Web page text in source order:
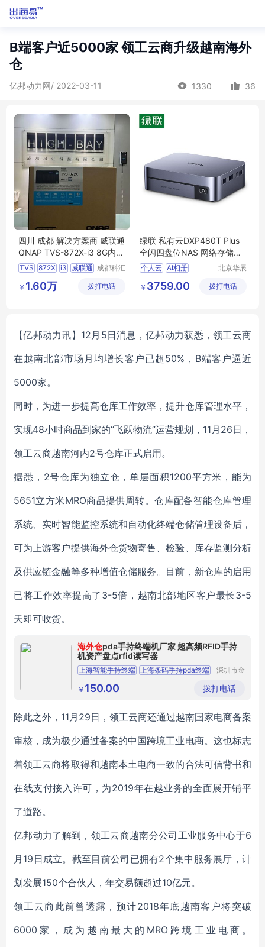
B端客户近5000家 领工云商升级越南海外
仓
亿邦动力网/ 2022-03-11 1330 36
四川 成都 解决方案商 威联通
QNAP TVS-872X-i3 8G内存
八盘位 万兆 桌面式 大容量文
件 网络智能云存储服务器 私
有云NAS
TVS 872X i3
威联通
私有云NAS
成都科汇
公司
￥ 1.60万 拨打电话
绿联 私有云DXP480T Plus
全闪四盘位NAS 网络存储硬
盘服务器 万兆网口
个人云 AI相册
北京华辰
限公司
￥ 3759.00 拨打电话
【亿邦动力讯】12月5日消息，亿邦动力获悉，领工云商
在越南北部市场月均增长客户已超50%，B端客户逼近
5000家。
同时，为进一步提高仓库工作效率，提升仓库管理水平，
实现48小时商品到家的“飞跃物流”运营规划，11月26日，
领工云商越南河内2号仓库正式启用。
据悉，2号仓库为独立仓，单层面积1200平方米，能为
5651立方米MRO商品提供周转。仓库配备智能仓库管理
系统、实时智能监控系统和自动化终端仓储管理设备后，
可为上游客户提供海外仓货物寄售、检验、库存监测分析
及供应链金融等多种增值仓储服务。目前，新仓库的启用
已将工作效率提高了3-5倍，越南北部地区客户最长3-5
天即可收货。
海外仓pda手持终端机厂家 超高频RFID手持
机资产盘点rfid读写器
上海智能手持终端 上海条码手持pda终端
上海物流公司pda
上海停车收费手持终端
深圳市金
限公司
￥ 150.00 拨打电话
除此之外，11月29日，领工云商还通过越南国家电商备案
审核，成为极少通过备案的中国跨境工业电商。这也标志
着领工云商将取得和越南本土电商一致的合法可信背书和
在线支付接入许可，为2019年在越业务的全面展开铺平
了道路。
亿邦动力了解到，领工云商越南分公司工业服务中心于6
月19日成立。截至目前公司已拥有2个集中服务展厅，计
划发展150个合伙人，年交易额超过10亿元。
领工云商此前曾透露，预计2018年底越南客户将突破
6000家，成为越南最大的MRO跨境工业电商。